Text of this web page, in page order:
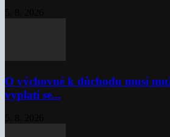
O výchovné k důchodu musí
vyplatí se...